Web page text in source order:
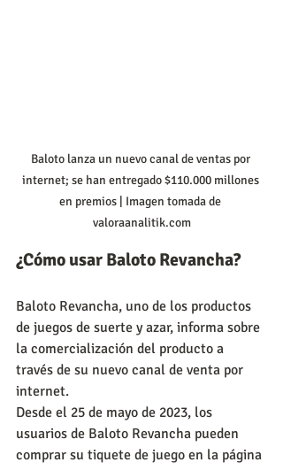
Baloto lanza un nuevo canal de ventas por
internet; se han entregado $110.000 millones
en premios | Imagen tomada de
valoraanalitik.com
¿Cómo usar Baloto Revancha?
Baloto Revancha, uno de los productos
de juegos de suerte y azar, informa sobre
la comercialización del producto a
través de su nuevo canal de venta por
internet.
Desde el 25 de mayo de 2023, los
usuarios de Baloto Revancha pueden
comprar su tiquete de juego en la página